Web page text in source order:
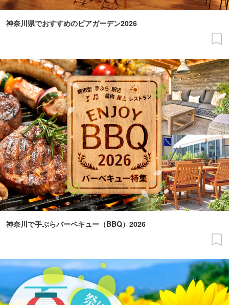
神奈川県でおすすめのビアガーデン2026
神奈川で手ぶらバーベキュー（BBQ）2026